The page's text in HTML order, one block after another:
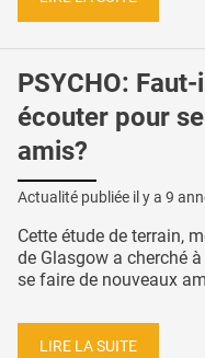
PSYCHO:
écouter pour
amis?
Actualité publiée il y a 9
Cette étude de terrain,
de Glasgow a cherché
se faire de nouveaux
LIRE LA SUITE